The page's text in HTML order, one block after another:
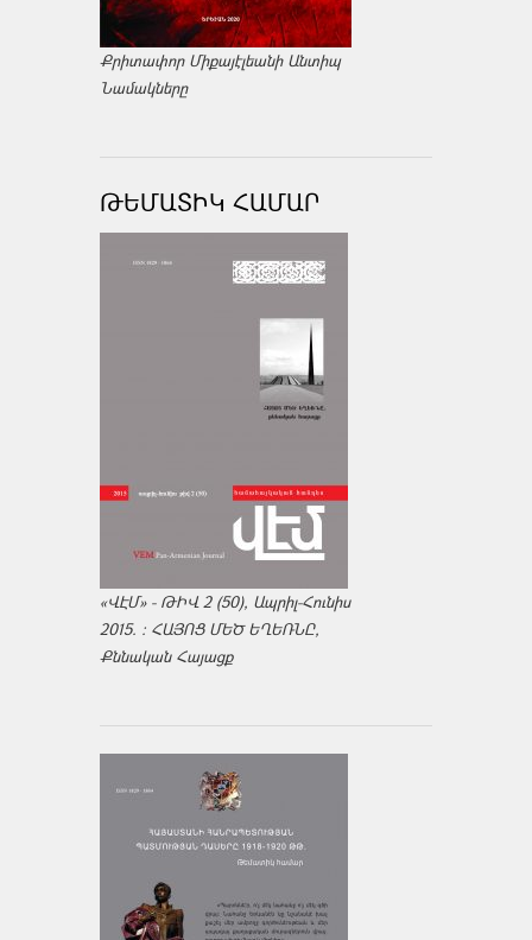
Քրիտափոր Միքայէլեանի Անտիպ
Նամակները
ԹԵՄԱՏԻԿ ՀԱՄԱՐ
«ՎԷՄ» - ԹԻՎ 2 (50), Ապրիլ-Հունիս
2015. : ՀԱՅՈՑ ՄԵԾ ԵՂԵՌՆԸ,
Քննական Հայացք